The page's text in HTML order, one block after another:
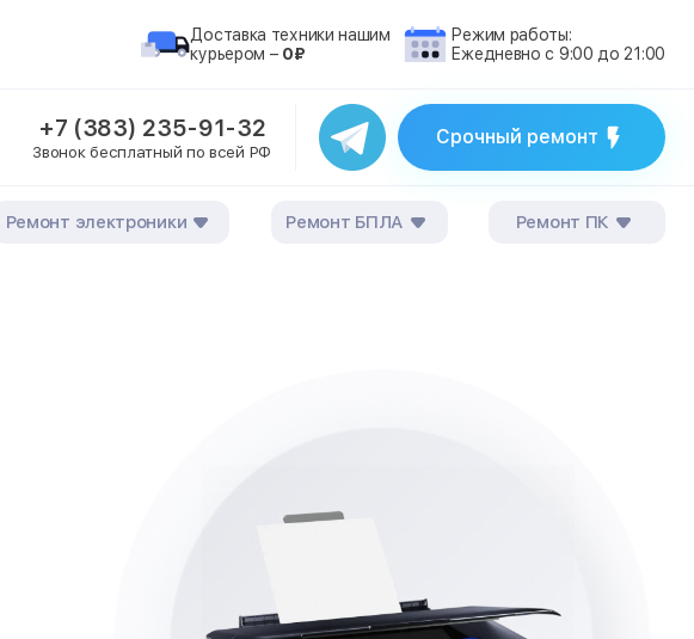
Доставка техники нашим
курьером – 0₽
Режим работы:
Ежедневно с 9:00 до 21:00
+7 (383) 235-91-32
Звонок бесплатный по всей РФ
Срочный ремонт
Ремонт электроники Ремонт БПЛА Ремонт ПК